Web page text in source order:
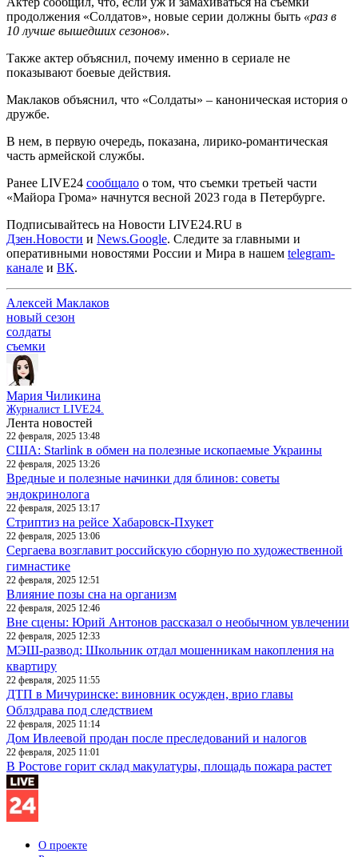
продолжения «Солдатов», новые серии должны быть «раз в
10 лучше вышедших сезонов».
Также актер объяснил, почему именно в сериале не
показывают боевые действия.
Маклаков объяснил, что «Солдаты» – каноническая история о
дружбе.
В нем, в первую очередь, показана, лирико-романтическая
часть армейской службы.
Ранее LIVE24 сообщало о том, что съемки третьей части
«Майора Грома» начнутся весной 2023 года в Петербурге.
Подписывайтесь на Новости LIVE24.RU в
Дзен.Новости и News.Google. Следите за главными и
оперативными новостями России и Мира в нашем telegram-
канале и ВК.
Алексей Маклаков
новый сезон
солдаты
съемки
Мария Чиликина
Журналист LIVE24.
Лента новостей
22 февраля, 2025 13:48
США: Starlink в обмен на полезные ископаемые Украины
22 февраля, 2025 13:26
Вредные и полезные начинки для блинов: советы
эндокринолога
22 февраля, 2025 13:17
Стриптиз на рейсе Хабаровск-Пхукет
22 февраля, 2025 13:06
Сергаева возглавит российскую сборную по художественной
гимнастике
22 февраля, 2025 12:51
Влияние позы сна на организм
22 февраля, 2025 12:46
Вне сцены: Юрий Антонов рассказал о необычном увлечении
22 февраля, 2025 12:33
МЭШ-развод: Школьник отдал мошенникам накопления на
квартиру
22 февраля, 2025 11:55
ДТП в Мичуринске: виновник осужден, врио главы
Облздрава под следствием
22 февраля, 2025 11:14
Дом Ивлеевой продан после преследований и налогов
22 февраля, 2025 11:01
В Ростове горит склад макулатуры, площадь пожара растет
О проекте